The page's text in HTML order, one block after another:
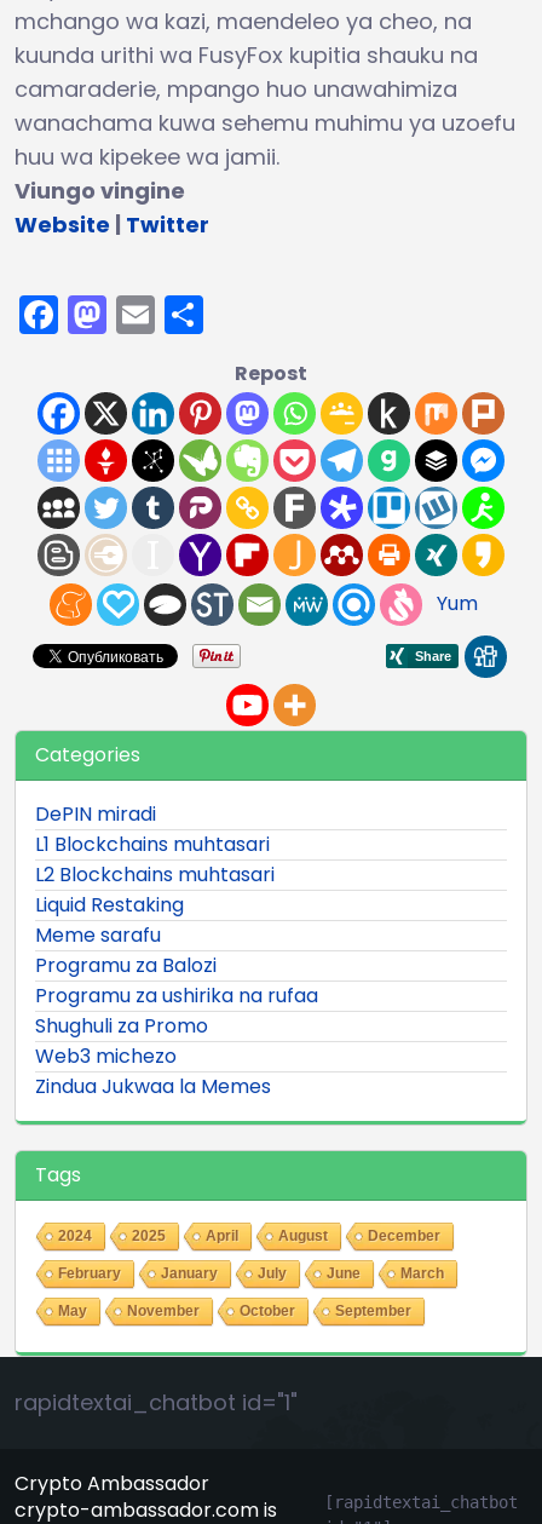
mchango wa kazi, maendeleo ya cheo, na
kuunda urithi wa FusyFox kupitia shauku na
camaraderie, mpango huo unawahimiza
wanachama kuwa sehemu muhimu ya uzoefu
huu wa kipekee wa jamii.
Viungo vingine
Website | Twitter
Facebook
Mastodon
Email
Repost
Yum
Categories
DePIN miradi
L1 Blockchains muhtasari
L2 Blockchains muhtasari
Liquid Restaking
Meme sarafu
Programu za Balozi
Programu za ushirika na rufaa
Shughuli za Promo
Web3 michezo
Zindua Jukwaa la Memes
Tags
2024 2025 April August December
February January July June March
May November October September
rapidtextai_chatbot id="1"
Crypto Ambassador
crypto-ambassador.com is
[rapidtextai_chatbot